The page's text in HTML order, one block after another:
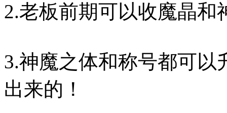
2.老板前期可以收魔晶
3.神魔之体和称号都可
出来的！